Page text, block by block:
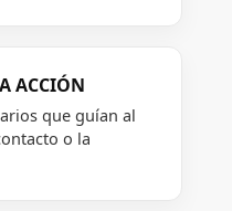
ACCIÓN
que guían al
o la